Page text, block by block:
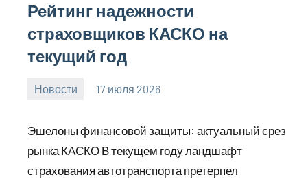
Рейтинг надежности
страховщиков КАСКО на
текущий год
Новости 17 июля 2026
Эшелоны финансовой защиты: актуальный срез
рынка КАСКО В текущем году ландшафт
страхования автотранспорта претерпел